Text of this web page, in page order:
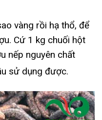
vàng rồi hạ thổ, để
Cứ 1 kg chuối hột
nếp nguyên chất
sử dụng được.